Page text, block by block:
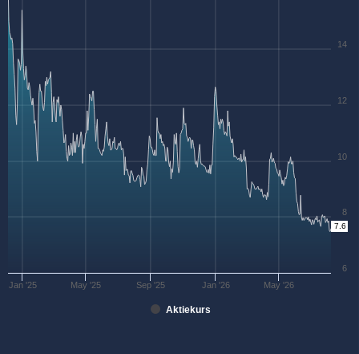
Aktiekurs
Jan '25 May '25 Sep '25 Jan '26 May '26
6
8
10
12
14
7.6